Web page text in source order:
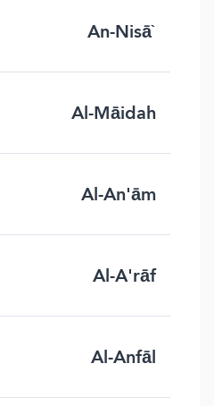
An-Nisā`
Al-Māidah
Al-An'ām
Al-A'rāf
Al-Anfāl